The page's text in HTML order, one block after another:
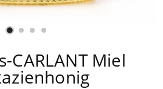
CARLANT Miel